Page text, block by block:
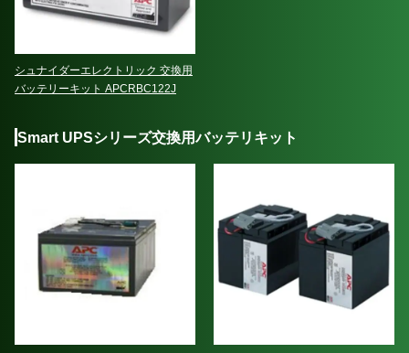
シュナイダーエレクトリック 交換用
バッテリーキット APCRBC122J
Smart UPSシリーズ交換用バッテリキット